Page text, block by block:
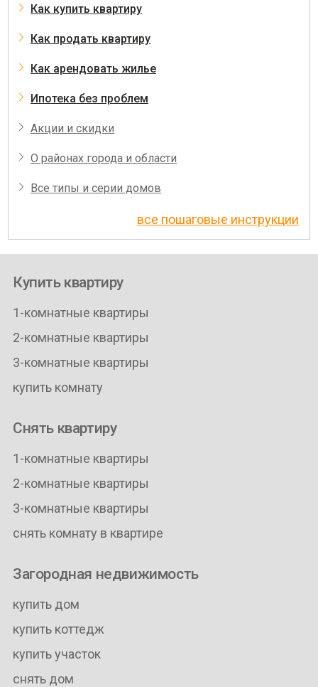
Как купить квартиру
Как продать квартиру
Как арендовать жилье
Ипотека без проблем
Акции и скидки
О районах города и области
Все типы и серии домов
все пошаговые инструкции
Купить квартиру
1-комнатные квартиры
2-комнатные квартиры
3-комнатные квартиры
купить комнату
Снять квартиру
1-комнатные квартиры
2-комнатные квартиры
3-комнатные квартиры
снять комнату в квартире
Загородная недвижимость
купить дом
купить коттедж
купить участок
снять дом